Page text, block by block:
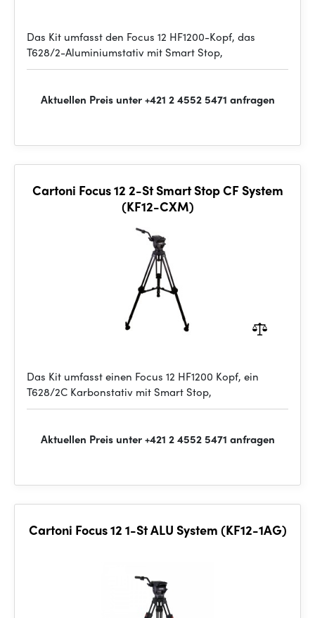
Das Kit umfasst den Focus 12 HF1200-Kopf, das
T628/2-Aluminiumstativ mit Smart Stop,
Aktuellen Preis unter +421 2 4552 5471 anfragen
Cartoni Focus 12 2-St Smart Stop CF System
(KF12-CXM)
Das Kit umfasst einen Focus 12 HF1200 Kopf, ein
T628/2C Karbonstativ mit Smart Stop,
Aktuellen Preis unter +421 2 4552 5471 anfragen
Cartoni Focus 12 1-St ALU System (KF12-1AG)